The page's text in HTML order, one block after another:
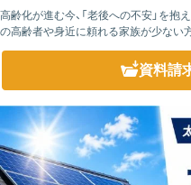
高齢化が進む今、「老後への不安」を抱
の高齢者や身近に頼れる家族が少ない
て小さなものでは
資料請